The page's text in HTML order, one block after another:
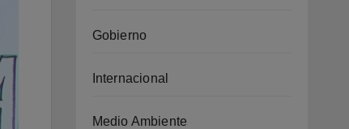
Gobierno
Internacional
Medio Ambiente